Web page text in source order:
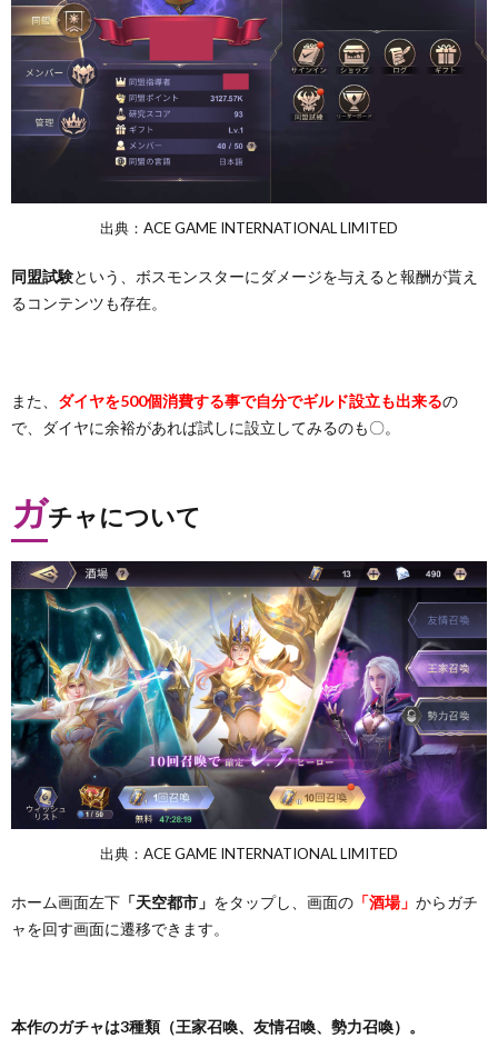
出典：ACE GAME INTERNATIONAL LIMITED
同盟試験という、ボスモンスターにダメージを与えると報酬が貰え
るコンテンツも存在。
また、 ダイヤを500個消費する事で自分でギルド設立も出来るの
で、ダイヤに余裕があれば試しに設立してみるのも〇。
ガチャについて
出典：ACE GAME INTERNATIONAL LIMITED
ホーム画面左下 「天空都市」 をタップし、画面の 「酒場」 からガチ
ャを回す画面に遷移できます。
本作のガチャは3種類（王家召喚、友情召喚、勢力召喚）。